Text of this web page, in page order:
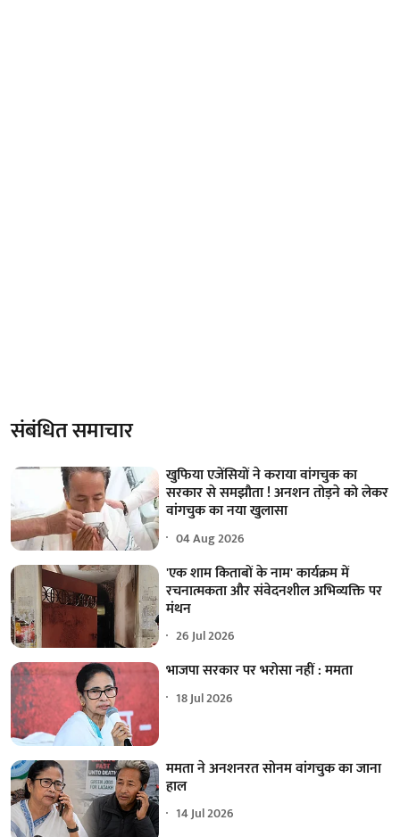
संबंधित समाचार
खुफिया एजेंसियों ने कराया वांगचुक का
सरकार से समझौता ! अनशन तोड़ने को लेकर
वांगचुक का नया खुलासा
04 Aug 2026
'एक शाम किताबों के नाम' कार्यक्रम में
रचनात्मकता और संवेदनशील अभिव्यक्ति पर
मंथन
26 Jul 2026
भाजपा सरकार पर भरोसा नहीं : ममता
18 Jul 2026
ममता ने अनशनरत सोनम वांगचुक का जाना
हाल
14 Jul 2026